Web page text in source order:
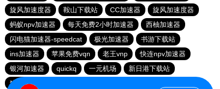
旋风加速度器
鞍山下载站 CC加速器
旋风加速度器
蚂蚁npv加速器
每天免费2小时加速器
西柚加速器
闪电猫加速器-speedcat
极光加速器
书游下载站
ins加速器
苹果免费vqn 老王vnp
快连npv加速器
银河加速器
quickq 一元机场
新日港下载站
猎豹加速器